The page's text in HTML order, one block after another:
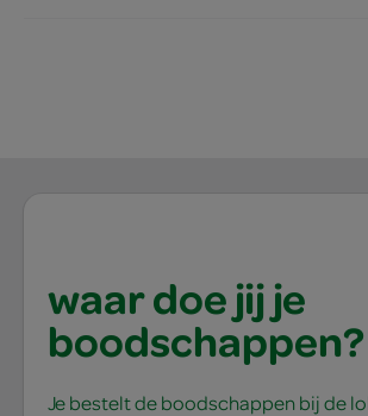
waar doe jij je
boodschappen?
Je bestelt de boodschappen bij de